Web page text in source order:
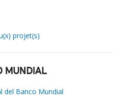
projet(s)
MUNDIAL
del Banco Mundial